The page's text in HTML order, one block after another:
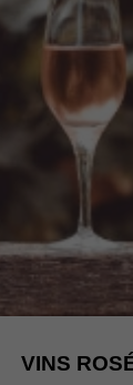
VINS